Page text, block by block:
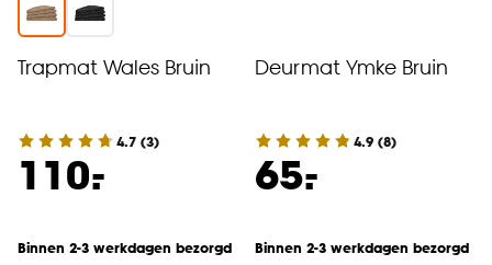
Trapmat Wales Bruin
4.7 (3)
110.
-
Binnen 2-3 werkdagen bezorgd
Deurmat Ymke Bruin
4.9 (8)
65.
-
Binnen 2-3 werkdagen bezorgd